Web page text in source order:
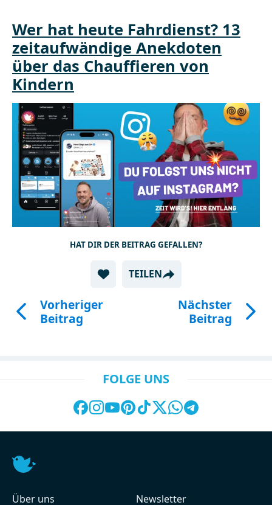
Wer hat heute Fahrdienst? 13
zeitaufwändige Anekdoten
über das Chauffieren von
Kindern
HAT DIR DER BEITRAG GEFALLEN?
TEILEN
Vorheriger
Beitrag
Nächster
Beitrag
FOLGE UNS
Über uns Newsletter